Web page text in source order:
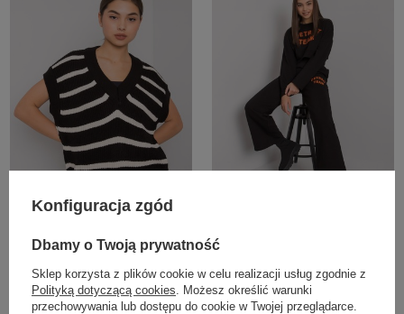
dzianiny Joselita
Zaloguj się i zobacz cenę
Honorine
Zaloguj się i zobacz cenę
Konfiguracja zgód
Dbamy o Twoją prywatność
Sklep korzysta z plików cookie w celu realizacji usług zgodnie z
Polityką dotyczącą cookies . Możesz określić warunki
przechowywania lub dostępu do cookie w Twojej przeglądarce.